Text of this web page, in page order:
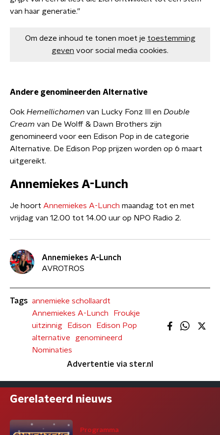
van haar generatie.”
Om deze inhoud te tonen moet je toestemming
geven voor social media cookies.
Andere genomineerden Alternative
Ook Hemellichamen van Lucky Fonz III en Double
Cream van De Wolff & Dawn Brothers zijn
genomineerd voor een Edison Pop in de categorie
Alternative. De Edison Pop prijzen worden op 6 maart
uitgereikt.
Annemiekes A-Lunch
Je hoort Annemiekes A-Lunch maandag tot en met
vrijdag van 12.00 tot 14.00 uur op NPO Radio 2.
Annemiekes A-Lunch
AVROTROS
Tags annemieke schollaardt
Annemiekes A-Lunch
Froukje
uitzinnig
Edison
Edison Pop
alternative
genomineerd
Nominaties
Advertentie via ster.nl
Gerelateerd nieuws
Programma